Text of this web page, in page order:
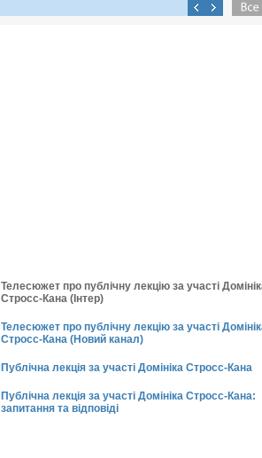
Телесюжет про публічну лекцію за участі
Стросс-Кана (Інтер)
Телесюжет про публічну лекцію за участі
Стросс-Кана (Новий канал)
Публічна лекція за участі Домініка Стросс-Кана
Публічна лекція за участі Домініка Стросс-Кана:
запитання та відповіді